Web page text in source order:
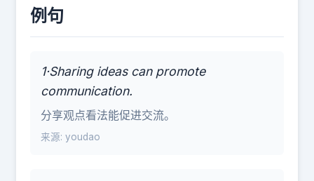
例句
1·Sharing ideas can promote
communication.
分享观点看法能促进交流。
来源: youdao